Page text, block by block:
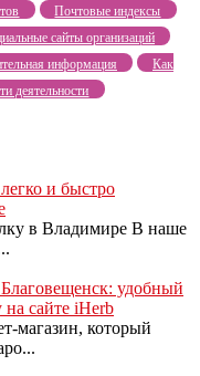
Почтовые индексы
сайты организаций
информация
Как
деятельности
и быстро
в Владимире В наше
удобный
сайте iHerb
магазин, который